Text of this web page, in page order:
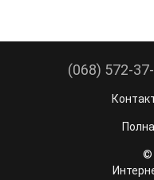
(068) 572-
©